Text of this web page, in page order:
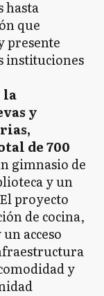
hasta
que
presente
instituciones
la
y
de 700
gimnasio de
y un
proyecto
de cocina,
acceso
y